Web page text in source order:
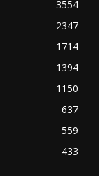
3554
2347
1714
1394
1150
637
559
433